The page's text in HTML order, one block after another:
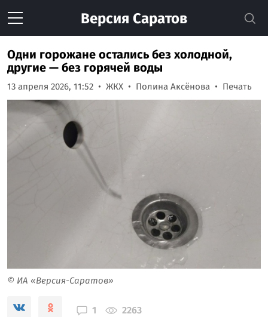
Версия Саратов
Одни горожане остались без холодной,
другие — без горячей воды
13 апреля 2026, 11:52 ЖКХ Полина Аксёнова Печать
© ИА «Версия-Саратов»
1 2263